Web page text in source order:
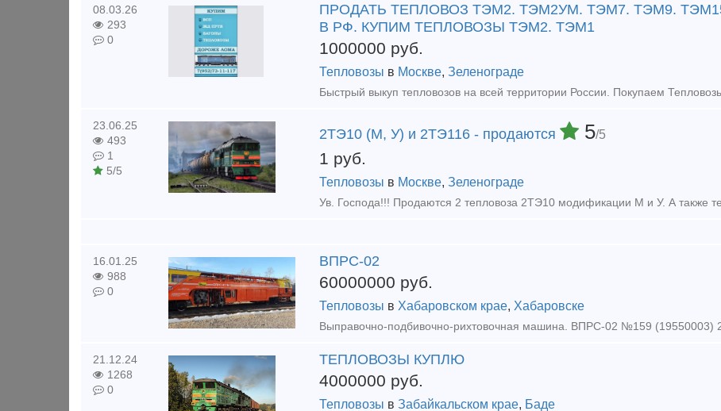
08.03.26
293
0
ПРОДАТЬ ТЕПЛОВОЗ ТЭМ2. ТЭМ2УМ. ТЭМ7. ТЭМ9.
В РФ. КУПИМ ТЕПЛОВОЗЫ ТЭМ2. ТЭМ1
1000000 руб.
Тепловозы в Москве, Зеленограде
23.06.25
493
1
5/5
2ТЭ10 (М, У) и 2ТЭ116 - продаются 5/5
1 руб.
Тепловозы в Москве, Зеленограде
16.01.25
988
0
ВПРС-02
60000000 руб.
Тепловозы в Хабаровском крае, Хабаровске
21.12.24
1268
0
ТЕПЛОВОЗЫ КУПЛЮ
4000000 руб.
Тепловозы в Забайкальском крае, Баде